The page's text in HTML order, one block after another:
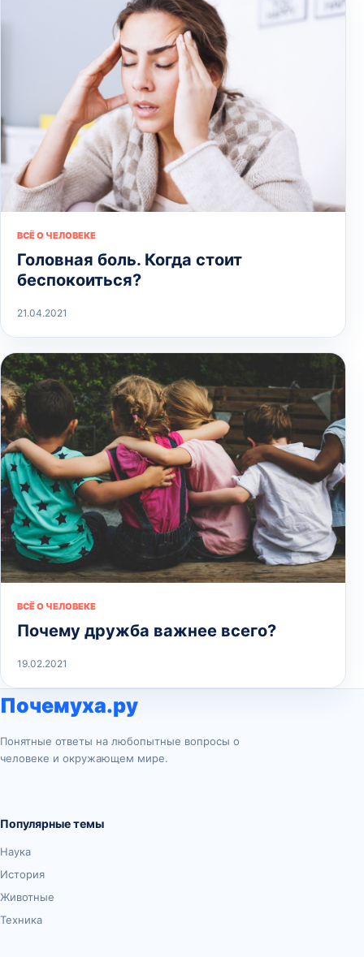
ВСЁ О ЧЕЛОВЕКЕ
Головная боль. Когда стоит
беспокоиться?
21.04.2021
ВСЁ О ЧЕЛОВЕКЕ
Почему дружба важнее всего?
19.02.2021
Почемуха.ру
Понятные ответы на любопытные вопросы о
человеке и окружающем мире.
Популярные темы
Наука
История
Животные
Техника